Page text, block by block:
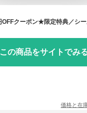
この商品をサイトでみ
価格と在